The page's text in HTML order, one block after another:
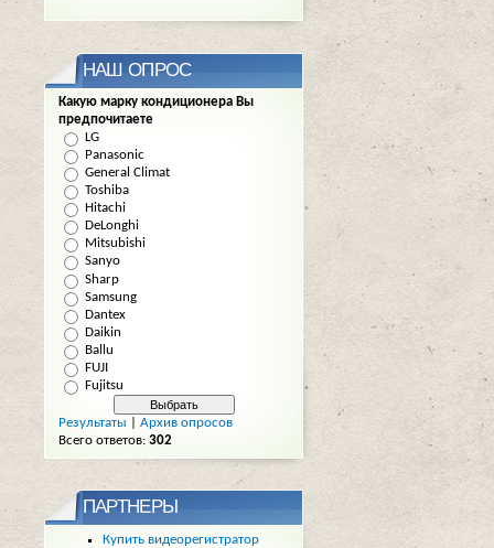
НАШ ОПРОС
Какую марку кондиционера Вы
предпочитаете
LG
Panasonic
General Climat
Toshiba
Hitachi
DeLonghi
Mitsubishi
Sanyo
Sharp
Samsung
Dantex
Daikin
Ballu
FUJI
Fujitsu
Результаты
Архив опросов
Всего ответов: 302
ПАРТНЕРЫ
Купить видеорегистратор